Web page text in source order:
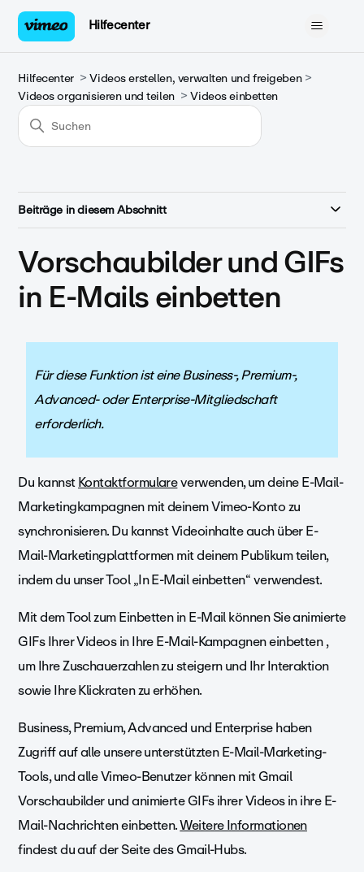
Hilfecenter
Hilfecenter
Videos erstellen, verwalten und freigeben
Videos organisieren und teilen
Videos einbetten
Beiträge in diesem Abschnitt
Vorschaubilder und GIFs
in E-Mails einbetten
Für diese Funktion ist eine Business-, Premium-,
Advanced- oder Enterprise-Mitgliedschaft
erforderlich.
Du kannstKontaktformulareverwenden, um deine E-Mail-
Marketingkampagnen mit deinem Vimeo-Konto zu
synchronisieren. Du kannst Videoinhalte auch über E-
Mail-Marketingplattformen mit deinem Publikum teilen,
indem du unser Tool „In E-Mail einbetten“ verwendest.
Mit dem Tool zum Einbetten in E-Mail können Sie animierte
GIFs Ihrer Videos in Ihre E-Mail-Kampagnen einbetten ,
um Ihre Zuschauerzahlen zu steigern und Ihr Interaktion
sowie Ihre Klickraten zu erhöhen.
Business, Premium, Advanced und Enterprise haben
Zugriff auf alle unsere unterstützten E-Mail-Marketing-
Tools, und alle Vimeo-Benutzer können mit Gmail
Vorschaubilder und animierte GIFs ihrer Videos in ihre E-
Mail-Nachrichten einbetten.Weitere Informationen
findest du auf der Seite des Gmail-Hubs.